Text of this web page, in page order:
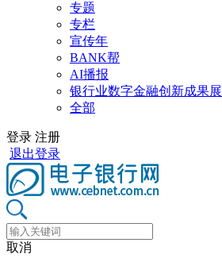
专题
专栏
宣传年
BANK帮
AI播报
银行业数字金融创新成果展
全部
登录 注册
退出登录
取消